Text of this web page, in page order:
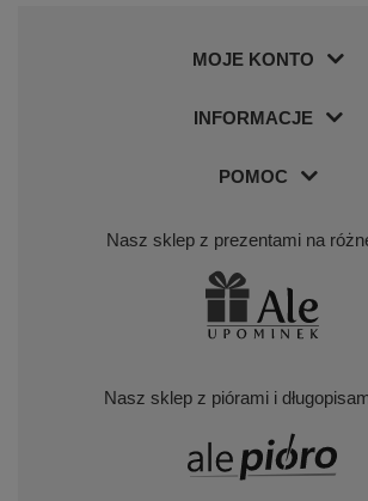
MOJE KONTO
INFORMACJE
POMOC
Nasz sklep z prezentami na
Nasz sklep z piórami i